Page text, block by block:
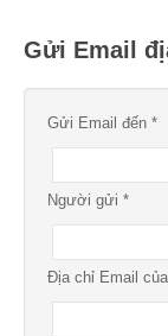
Gửi Email
Gửi Email đến *
Người gửi *
Địa chỉ Email